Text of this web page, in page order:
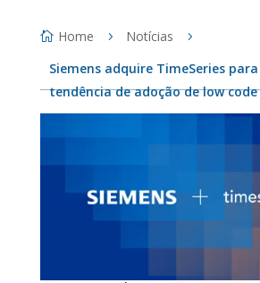
Home
Notícias
Siemens adquire TimeSeries
tendência de adoção de low code